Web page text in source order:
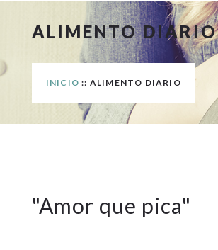
ALIMENTO DIARIO
INICIO :: ALIMENTO DIARIO
"Amor que pica"